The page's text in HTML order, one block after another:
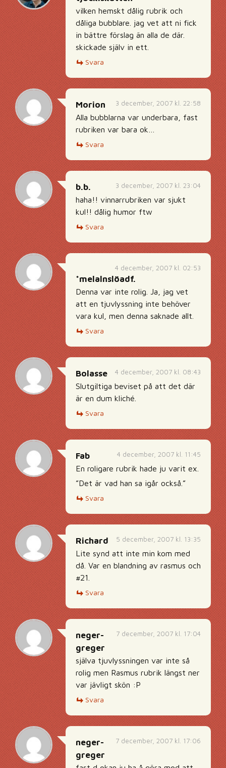
vilken hemskt dålig rubrik och
dåliga bubblare. jag vet att ni fick
in bättre förslag än alla de där.
skickade själv in ett.
Svara
3 december, 2007 kl. 22:58
Morion
Alla bubblarna var underbara, fast
rubriken var bara ok…
Svara
3 december, 2007 kl. 23:04
b.b.
haha!! vinnarrubriken var sjukt
kul!! dålig humor ftw
Svara
4 december, 2007 kl. 02:53
*melalnslöadf.
Denna var inte rolig. Ja, jag vet
att en tjuvlyssning inte behöver
vara kul, men denna saknade allt.
Svara
4 december, 2007 kl. 08:43
Bolasse
Slutgiltiga beviset på att det där
är en dum kliché.
Svara
4 december, 2007 kl. 11:45
Fab
En roligare rubrik hade ju varit ex.
”Det är vad han sa igår också.”
Svara
5 december, 2007 kl. 13:35
Richard
Lite synd att inte min kom med
då. Var en blandning av rasmus och
#21.
Svara
7 december, 2007 kl. 17:04
neger-
greger
själva tjuvlyssningen var inte så
rolig men Rasmus rubrik längst ner
var jävligt skön :P
Svara
7 december, 2007 kl. 17:06
neger-
greger